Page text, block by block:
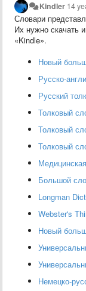
Kindler 14
Словари
Их нужно скачать
«Kindle».
Новый
Русско-
Русский
Толковый
Толковый
Толковый
Большой
Longman
Webster's
Новый
Немецко-